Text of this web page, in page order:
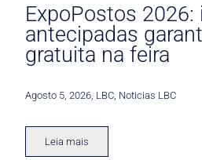
ExpoPostos
antecipadas
gratuita na feira
Agosto 5, 2026 LBC Noticias LBC
Leia mais